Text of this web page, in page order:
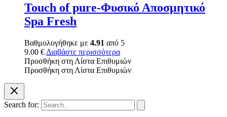
Touch of pure-Φυσικό Αποσμητικό
Spa Fresh
Βαθμολογήθηκε με 4.91 από 5
9.00 € Διαβάστε περισσότερα
Προσθήκη στη Λίστα Επιθυμιών
Προσθήκη στη Λίστα Επιθυμιών
Search for: